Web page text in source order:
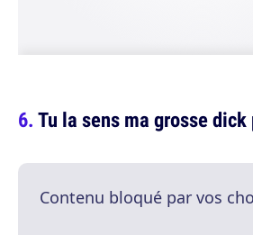
Tu la sens ma grosse dick
Contenu bloqué par vos